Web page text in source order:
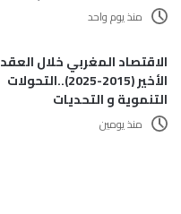
منذ يوم واحد
الاقتصاد المغربي خلال العقد
الأخير (2015-2025)..التحولات
التنموية و التحديات
منذ يومين